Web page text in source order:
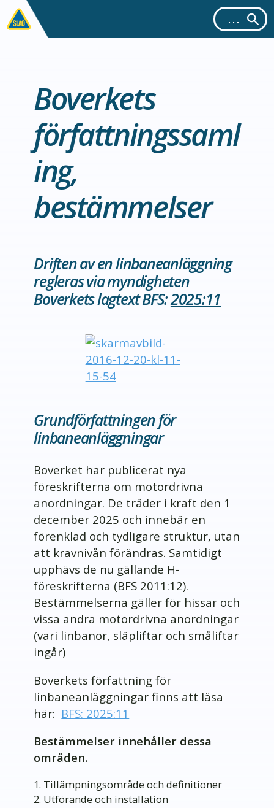
Boverkets
författningssaml
ing,
bestämmelser
Driften av en linbaneanläggning
regleras via myndigheten
Boverkets lagtext BFS:2025:11
Grundförfattningen för
linbaneanläggningar
Boverket har publicerat nya
föreskrifterna om motordrivna
anordningar. De träder i kraft den 1
december 2025 och innebär en
förenklad och tydligare struktur, utan
att kravnivån förändras. Samtidigt
upphävs de nu gällande H-
föreskrifterna (BFS 2011:12).
Bestämmelserna gäller för hissar och
vissa andra motordrivna anordningar
(vari linbanor, släpliftar och småliftar
ingår)
Boverkets författning för
linbaneanläggningar finns att läsa
här: BFS: 2025:11
Bestämmelser innehåller dessa
områden.
Tillämpningsområde och definitioner
Utförande och installation